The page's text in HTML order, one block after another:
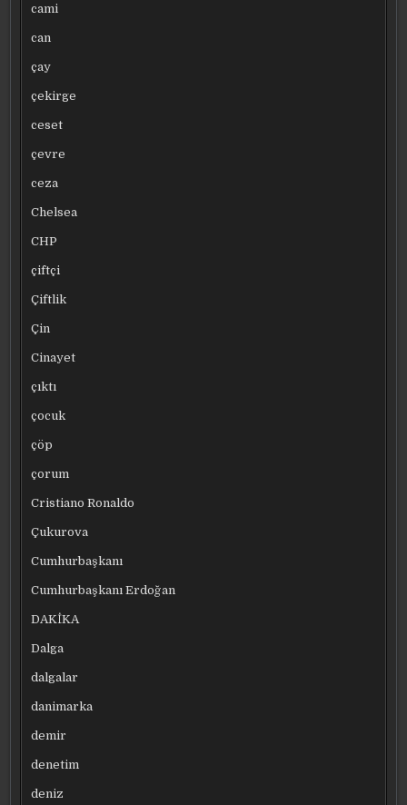
cami
can
çay
çekirge
ceset
çevre
ceza
Chelsea
CHP
çiftçi
Çiftlik
Çin
Cinayet
çıktı
çocuk
çöp
çorum
Cristiano Ronaldo
Çukurova
Cumhurbaşkanı
Cumhurbaşkanı Erdoğan
DAKİKA
Dalga
dalgalar
danimarka
demir
denetim
deniz